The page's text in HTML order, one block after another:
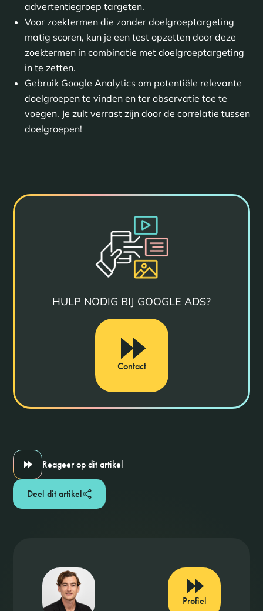
advertentiegroep targeten.
Voor zoektermen die zonder doelgroeptargeting
matig scoren, kun je een test opzetten door deze
zoektermen in combinatie met doelgroeptargeting
in te zetten.
Gebruik Google Analytics om potentiële relevante
doelgroepen te vinden en ter observatie toe te
voegen. Je zult verrast zijn door de correlatie tussen
doelgroepen!
HULP NODIG BIJ GOOGLE ADS?
Contact
Reageer op dit artikel
Deel dit artikel
Profiel